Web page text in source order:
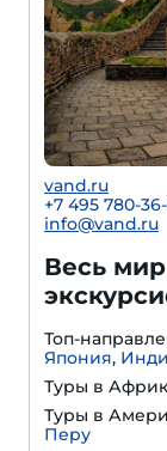
vand.ru
+7 495 780-
info@vand.ru
Весь
Топ-
Япония,
Туры в
Туры в
Перу